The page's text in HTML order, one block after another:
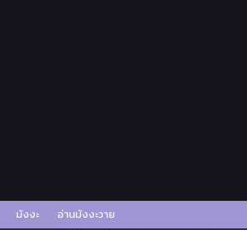
มังงะ อ่านมังงะวาย